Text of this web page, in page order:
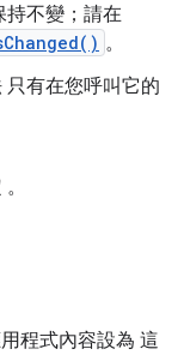
持不變；請在
。
只有在您呼叫它的
程式內容設為 這